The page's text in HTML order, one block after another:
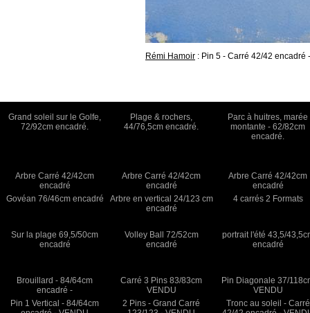
Rémi Hamoir : Pin 5 - Carré 42/42 encadré -
Grand soleil sur le Golfe,
72/92cm encadré.
Plage & rochers,
44/76,5cm encadré.
Parc à huitres, marée
montante - 62/82cm
encadré.
Arbre Carré 42/42cm
encadré
Arbre Carré 42/42cm
encadré
Arbre Carré 42/42cm
encadré
Govéan 76/46cm encadré
Arbre en vertical 24/123 cm
encadré
4 carrés 2 Formats
Sur la plage 69,5/50cm
encadré
Volley Ball 72/52cm
encadré
portrait l'été 43,5/
encadré
Brouillard - 84/64cm
encadré -
Carré 3 Pins 83/83cm
VENDU
Pin Diagonale 37/
VENDU
Pin 1 Vertical - 84/64cm
2 Pins - Grand Carré
Tronc au soleil - Carré